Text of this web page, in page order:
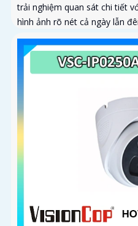
trải nghiệm quan sát chi tiết
hình ảnh rõ nét cả ngày lẫn
năng xoay...